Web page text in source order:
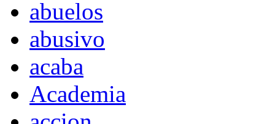
abuelos
abusivo
acaba
Academia